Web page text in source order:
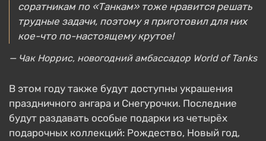
соратникам по «Танкам» тоже нравится решать
трудные задачи, поэтому я приготовил для них
кое-что по-настоящему крутое!
— Чак Норрис, новогодний амбассадор World of Tanks
В этом году также будут доступны украшения
праздничного ангара и Снегурочки. Последние
будут раздавать особые подарки из четырёх
подарочных коллекций: Рождество, Новый год,